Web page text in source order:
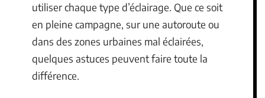
utiliser chaque type d’éclairage. Que ce soit
en pleine campagne, sur une autoroute ou
dans des zones urbaines mal éclairées,
quelques astuces peuvent faire toute la
différence.